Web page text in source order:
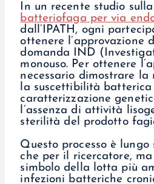
In un recente studio sulla
batteriofaga per via
dall’IPATH, ogni
ottenere l’approvazione
domanda IND
monouso. Per ottenere
necessario dimostrare la
la suscettibilità
caratterizzazione
l’assenza di attività
sterilità del prodotto
Questo processo è
che per il ricercatore,
simbolo della lotta più
infezioni batteriche